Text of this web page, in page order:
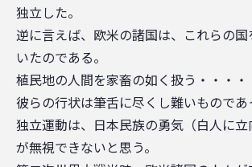
独立した。
逆に言えば、欧米の諸国は、これらの
いたのである。
植民地の人間を家畜の如く扱う・・・・
彼らの行状は筆舌に尽くし難いものであ
独立運動は、日本民族の勇気（白人に
が無視できないと思う。